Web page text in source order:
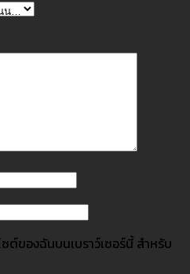
ต์ของฉันบนเบราว์เซอร์นี้ สำหรับ